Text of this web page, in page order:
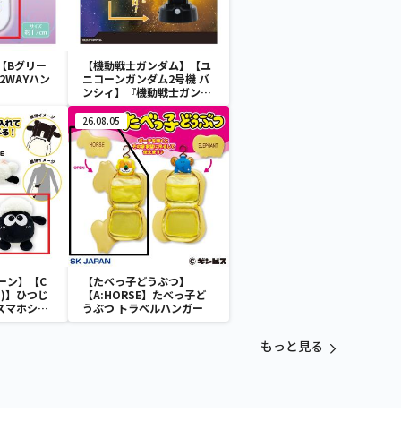
Bグリー
ハン
【機動戦士ガンダム】【ユ
ニコーンガンダム2号機 バ
ンシィ】『機動戦士ガンダ
ムUC』 胸像センサーライ
ト-ユニコーンガンダム2号
機 バンシィ（デストロイモ
ード）-
ン】【C
】ひつじ
マホショ
26.08.05
【たべっ子どうぶつ】
【A:HORSE】たべっ子ど
うぶつ トラベルハンガー
もっと見る